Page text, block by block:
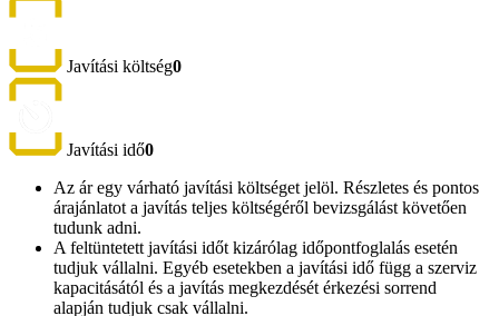
Javítási költség0
Javítási idő0
Az ár egy várható javítási költséget jelöl. Részletes és pontos
árajánlatot a javítás teljes költségéről bevizsgálást követően
tudunk adni.
A feltüntetett javítási időt kizárólag időpontfoglalás esetén
tudjuk vállalni. Egyéb esetekben a javítási idő függ a szerviz
kapacitásától és a javítás megkezdését érkezési sorrend
alapján tudjuk csak vállalni.